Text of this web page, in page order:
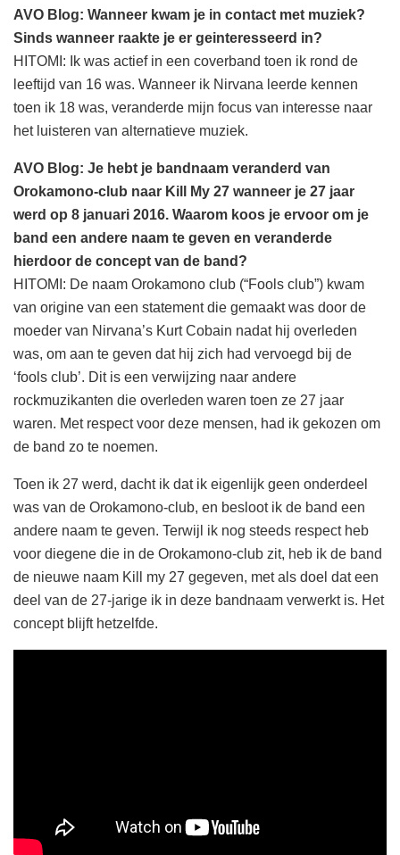
AVO Blog: Wanneer kwam je in contact met muziek?
Sinds wanneer raakte je er geinteresseerd in?
HITOMI: Ik was actief in een coverband toen ik rond de
leeftijd van 16 was. Wanneer ik Nirvana leerde kennen
toen ik 18 was, veranderde mijn focus van interesse naar
het luisteren van alternatieve muziek.
AVO Blog: Je hebt je bandnaam veranderd van
Orokamono-club naar Kill My 27 wanneer je 27 jaar
werd op 8 januari 2016. Waarom koos je ervoor om je
band een andere naam te geven en veranderde
hierdoor de concept van de band?
HITOMI: De naam Orokamono club (“Fools club”) kwam
van origine van een statement die gemaakt was door de
moeder van Nirvana’s Kurt Cobain nadat hij overleden
was, om aan te geven dat hij zich had vervoegd bij de
‘fools club’. Dit is een verwijzing naar andere
rockmuzikanten die overleden waren toen ze 27 jaar
waren. Met respect voor deze mensen, had ik gekozen om
de band zo te noemen.
Toen ik 27 werd, dacht ik dat ik eigenlijk geen onderdeel
was van de Orokamono-club, en besloot ik de band een
andere naam te geven. Terwijl ik nog steeds respect heb
voor diegene die in de Orokamono-club zit, heb ik de band
de nieuwe naam Kill my 27 gegeven, met als doel dat een
deel van de 27-jarige ik in deze bandnaam verwerkt is. Het
concept blijft hetzelfde.